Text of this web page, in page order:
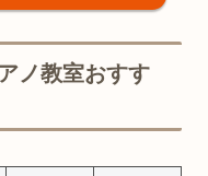
ノ教室おすす